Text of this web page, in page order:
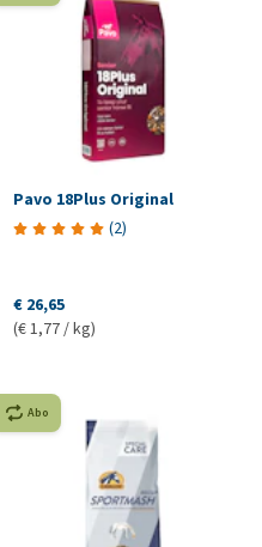
Pavo 18Plus Original
(2)
€ 26,65
(€ 1,77 / kg)
Abo